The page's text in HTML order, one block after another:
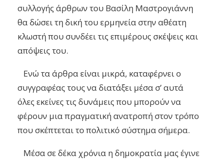
συλλογής άρθρων του Βασίλη Μαστρογιάννη
θα δώσει τη δική του ερμηνεία στην αθέατη
κλωστή που συνδέει τις επιμέρους σκέψεις και
απόψεις του.
Ενώ τα άρθρα είναι μικρά, καταφέρνει ο
συγγραφέας τους να διατάξει μέσα σ’ αυτά
όλες εκείνες τις δυνάμεις που μπορούν να
φέρουν μια πραγματική ανατροπή στον τρόπο
που σκέπτεται το πολιτικό σύστημα σήμερα.
Μέσα σε δέκα χρόνια η δημοκρατία μας έγινε